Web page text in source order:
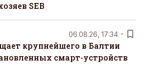
SEB
06.08.26, 17:34
крупнейшего в Балтии
смарт-устройств